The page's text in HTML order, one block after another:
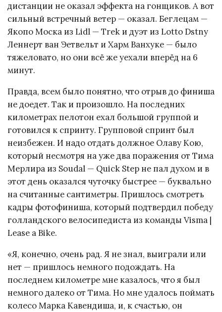
дистанции не оказал эффекта на гонщиков. А вот
сильный встречный ветер — оказал. Беглецам —
Якопо Моска из Lidl — Trek и дуэт из Lotto Dstny
Леннерт ван Эетвельт и Харм Ванхуке — было
тяжеловато, но они всё же уехали вперёд на 6
минут.
Правда, всем было понятно, что отрыв до финиша
не доедет. Так и произошло. На последних
километрах пелотон ехал большой группой и
готовился к спринту. Групповой спринт был
неизбежен. И надо отдать должное Олаву Кою,
который несмотря на уже два поражения от Тима
Мерлира из Soudal — Quick Step не пал духом и в
этот день оказался чуточку быстрее — буквально
на считанные сантиметры. Пришлось смотреть
кадры фотофиниша, который подтвердил победу
голландского велосипедиста из команды Visma |
Lease a Bike.
«Я, конечно, очень рад. Я не знал, выиграли или
нет — пришлось немного подождать. На
последнем километре мне казалось, что я был
немного далеко от Тима. Но мне удалось поймать
колесо Марка Кавендиша, и, к счастью, он